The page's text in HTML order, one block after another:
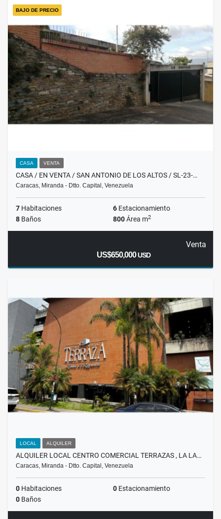
BAJO DE PRECIO
CASA VENTA
CASA / EN VENTA / SAN ANTONIO DE LOS ALTOS / SL-23-…
Caracas, Miranda - Dtto. Capital, Venezuela
7 Habitaciones 6 Estacionamiento
8 Baños 800Área m2
Venta
US$650,000USD
LOCAL ALQUILER
ALQUILER LOCAL CENTRO COMERCIAL TERRAZAS , LA LA…
Caracas, Miranda - Dtto. Capital, Venezuela
0 Habitaciones 0 Estacionamiento
0 Baños